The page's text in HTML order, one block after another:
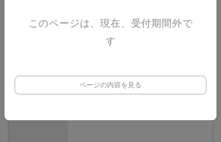
￥3,500
神園町２−１
このページは、現在、受付期間外で
す
ページの内容を見る